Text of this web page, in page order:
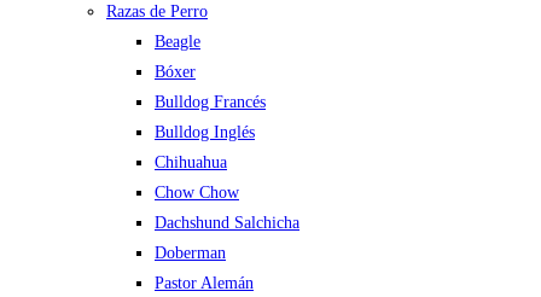
Razas de Perro
Beagle
Bóxer
Bulldog Francés
Bulldog Inglés
Chihuahua
Chow Chow
Dachshund Salchicha
Doberman
Pastor Alemán